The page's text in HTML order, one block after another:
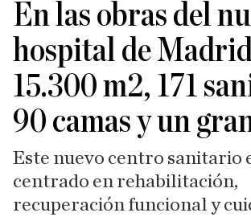
En las obras del
hospital de
15.300 m2, 171
90 camas y un
Este nuevo centro sanitario
centrado en rehabilitación,
recuperación funcional y